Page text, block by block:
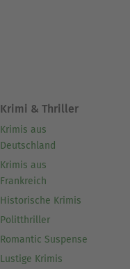
Krimi & Thriller
Krimis aus
Deutschland
Krimis aus
Frankreich
Historische Krimis
Politthriller
Romantic Suspense
Lustige Krimis